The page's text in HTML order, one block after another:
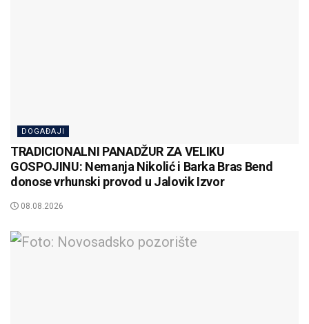
DOGAĐAJI
TRADICIONALNI PANADŽUR ZA VELIKU
GOSPOJINU: Nemanja Nikolić i Barka Bras Bend
donose vrhunski provod u Jalovik Izvor
08.08.2026